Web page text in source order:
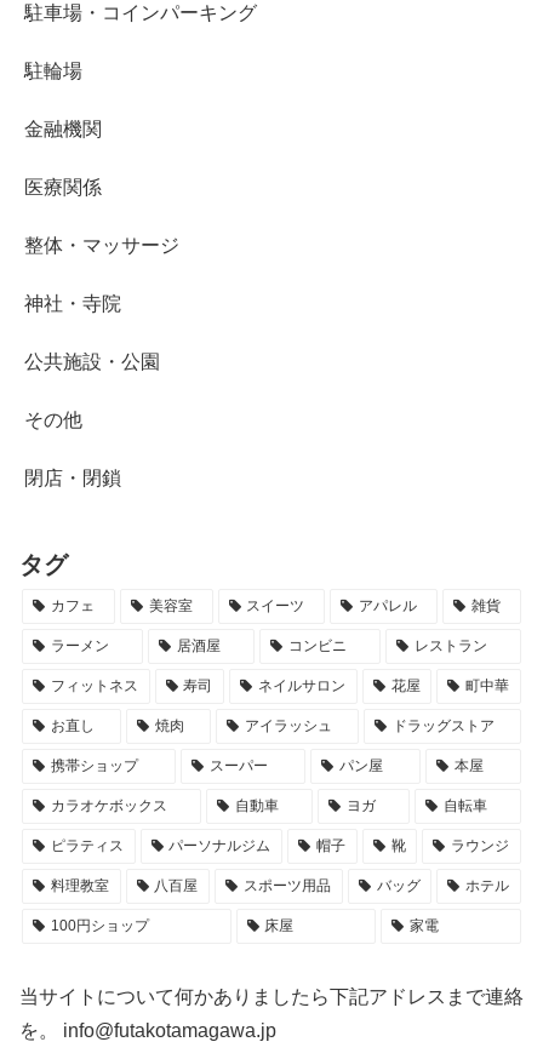
駐車場・コインパーキング
駐輪場
金融機関
医療関係
整体・マッサージ
神社・寺院
公共施設・公園
その他
閉店・閉鎖
タグ
カフェ 美容室 スイーツ アパレル 雑貨
ラーメン 居酒屋 コンビニ レストラン
フィットネス 寿司 ネイルサロン 花屋 町中華
お直し 焼肉 アイラッシュ ドラッグストア
携帯ショップ スーパー パン屋 本屋
カラオケボックス 自動車 ヨガ 自転車
ピラティス パーソナルジム 帽子 靴 ラウンジ
料理教室 八百屋 スポーツ用品 バッグ ホテル
100円ショップ 床屋 家電
当サイトについて何かありましたら下記アドレスまで連絡
を。 info@futakotamagawa.jp